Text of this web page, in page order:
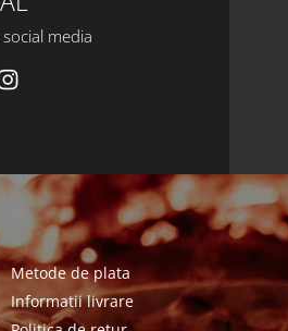
media
Metode de plata
Informatii livrare